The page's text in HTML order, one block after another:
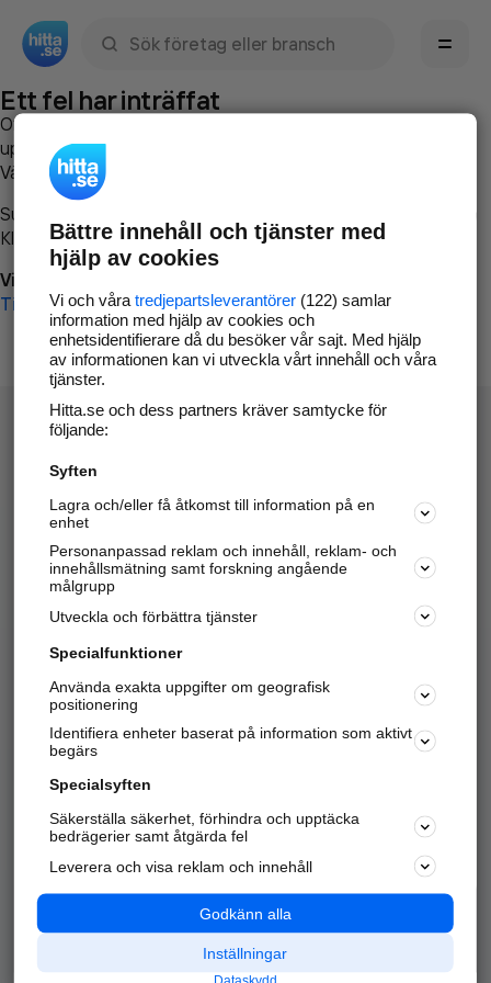
Ett fel har inträffat
Om du vill kan du
uppstod så att vi lättare och snabbare kan avhjälpa det.
Vänligen försök med följande:
Surfa till
Klicka påTillbaka-knappen i webbläsaren och försök igen
Vi beklagar besväret!
Till startsidan
Hitta.se - Gratis nummerupplysning.
Sök företag, personer och platser.
Hitta telefonnummer, adresser, företagsinfo mm.
Marknadsför företaget
Kom igång och annonsera mot
samarbetspartners nära dig.
Alla kategorier
Populära sökningar
API & Kartor
Annonsera
Integritet
Nödnummer
Bättre innehåll och tjänster med
hjälp av cookies
Vi och våra tredjepartsleverantörer(122) samlar
information med hjälp av cookies och
enhetsidentifierare då du besöker vår sajt. Med hjälp
av informationen kan vi utveckla vårt innehåll och våra
tjänster.
Hitta.se och dess partners kräver samtycke för
följande:
Syften
Lagra och/eller få åtkomst till information på en
enhet
Personanpassad reklam och innehåll, reklam- och
innehållsmätning samt forskning angående
målgrupp
Utveckla och förbättra tjänster
Specialfunktioner
Använda exakta uppgifter om geografisk
positionering
Identifiera enheter baserat på information som aktivt
begärs
Specialsyften
Säkerställa säkerhet, förhindra och upptäcka
bedrägerier samt åtgärda fel
Leverera och visa reklam och innehåll
Godkänn alla
Inställningar
Dataskydd